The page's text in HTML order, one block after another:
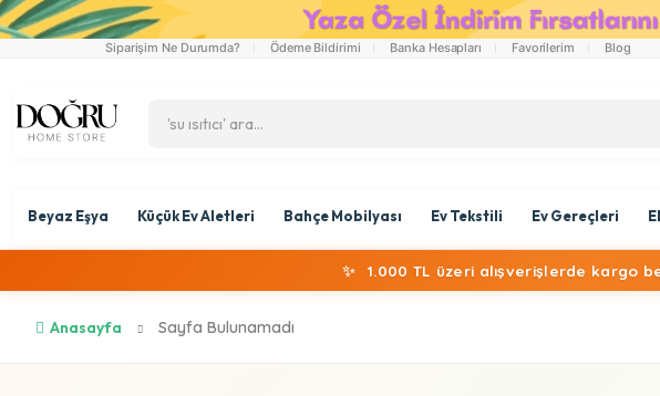
Siparişim Ne Durumda? Ödeme Bildirimi Banka Hesapları Favorilerim Blog
Beyaz Eşya Küçük Ev Aletleri Bahçe Mobilyası Ev Tekstili Ev Gereçleri
✨ 1.000 TL üzeri alışverişlerde kargo
Anasayfa Sayfa Bulunamadı